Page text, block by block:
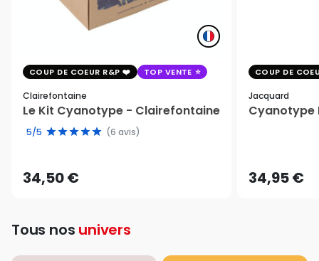
COUP DE COEUR R&P TOP VENTE
Clairefontaine
Le Kit Cyanotype - Clairefontaine
5/5 (6 avis)
34,50 €
COUP DE
Jacquard
Cyanotype
34,95 €
Tous nos univers